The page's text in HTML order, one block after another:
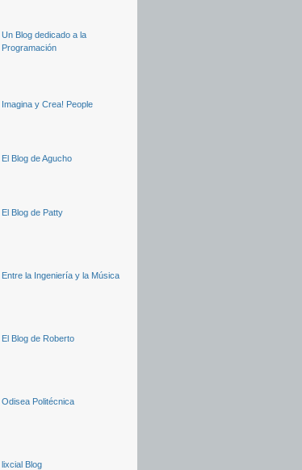
Un Blog dedicado a la
Programación
Imagina y Crea! People
El Blog de Agucho
El Blog de Patty
Entre la Ingeniería y la Música
El Blog de Roberto
Odisea Politécnica
lixcial Blog